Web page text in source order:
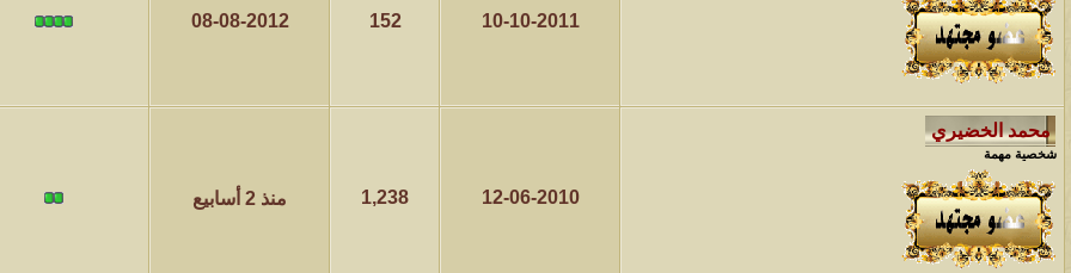
10-10-2011
152
08-08-2012
شخصية مهمة
12-06-2010
1,238 منذ 2 أسابيع